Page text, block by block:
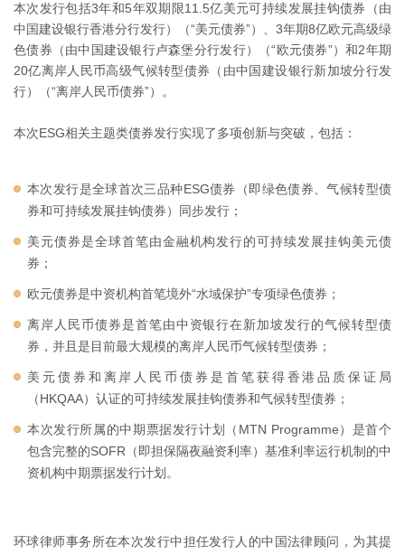
本次发行包括3年和5年双期限11.5亿美元可持续发展挂钩债券（由
中国建设银行香港分行发行）（“美元债券”）、3年期8亿欧元高级绿
色债券（由中国建设银行卢森堡分行发行）（“欧元债券”）和2年期
20亿离岸人民币高级气候转型债券（由中国建设银行新加坡分行发
行）（“离岸人民币债券”）。
本次ESG相关主题类债券发行实现了多项创新与突破，包括：
本次发行是全球首次三品种ESG债券（即绿色债券、气候转型债
券和可持续发展挂钩债券）同步发行；
美元债券是全球首笔由金融机构发行的可持续发展挂钩美元债
券；
欧元债券是中资机构首笔境外“水域保护”专项绿色债券；
离岸人民币债券是首笔由中资银行在新加坡发行的气候转型债
券，并且是目前最大规模的离岸人民币气候转型债券；
美元债券和离岸人民币债券是首笔获得香港品质保证局
（HKQAA）认证的可持续发展挂钩债券和气候转型债券；
本次发行所属的中期票据发行计划（MTN Programme）是首个
包含完整的SOFR（即担保隔夜融资利率）基准利率运行机制的中
资机构中期票据发行计划。
环球律师事务所在本次发行中担任发行人的中国法律顾问，为其提